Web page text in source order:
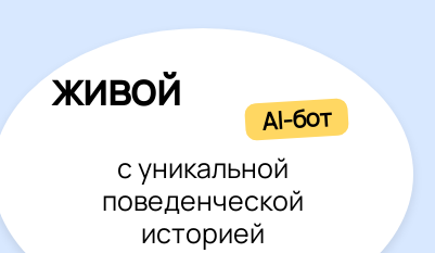
живой
AI-бот
с уникальной
поведенческой
историей